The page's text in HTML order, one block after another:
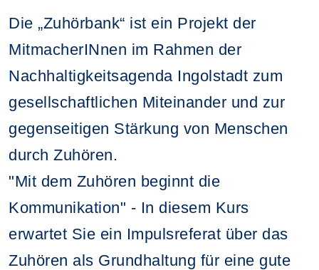
Die „Zuhörbank“ ist ein Projekt der
MitmacherINnen im Rahmen der
Nachhaltigkeitsagenda Ingolstadt zum
gesellschaftlichen Miteinander und zur
gegenseitigen Stärkung von Menschen
durch Zuhören.
"Mit dem Zuhören beginnt die
Kommunikation" - In diesem Kurs
erwartet Sie ein Impulsreferat über das
Zuhören als Grundhaltung für eine gute